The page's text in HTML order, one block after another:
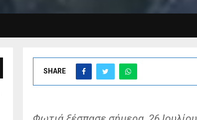
SHARE